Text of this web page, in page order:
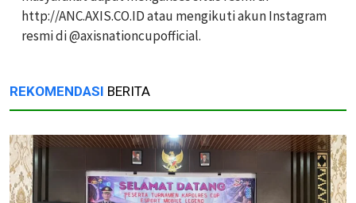
http://ANC.AXIS.CO.ID atau mengikuti akun Instagram
resmi di @axisnationcupofficial.
REKOMENDASI BERITA